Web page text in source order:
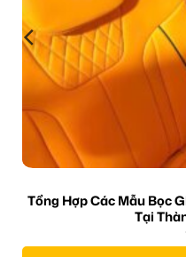
Tổng Hợp Các Mẫu Bọc
Tại